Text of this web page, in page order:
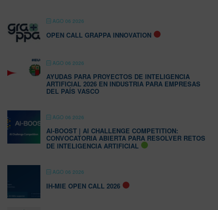
AGO 06 2026
OPEN CALL GRAPPA INNOVATION
AGO 06 2026
AYUDAS PARA PROYECTOS DE INTELIGENCIA
ARTIFICIAL 2026 EN INDUSTRIA PARA EMPRESAS
DEL PAÍS VASCO
AGO 06 2026
AI-BOOST | AI CHALLENGE COMPETITION:
CONVOCATORIA ABIERTA PARA RESOLVER RETOS
DE INTELIGENCIA ARTIFICIAL
AGO 06 2026
IH-MIE OPEN CALL 2026